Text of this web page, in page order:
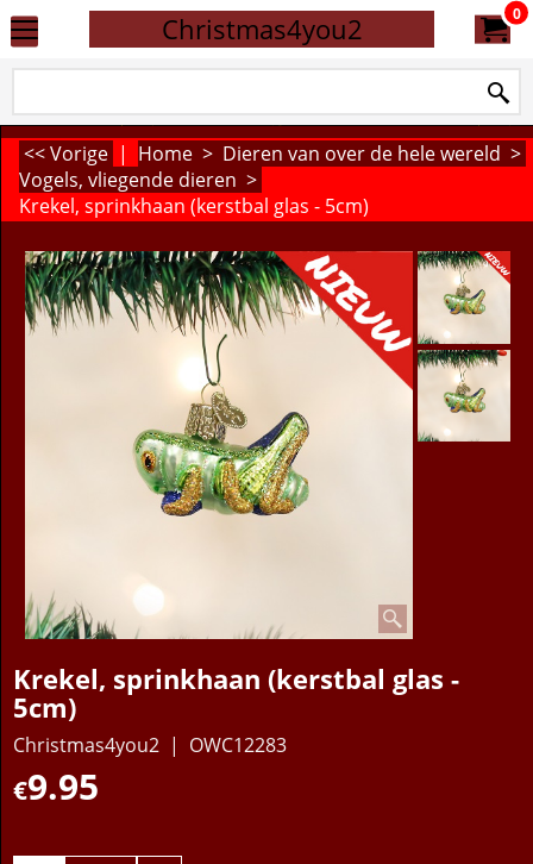
Christmas4you2 0
<< Vorige | Home > Dieren van over de hele wereld >
Vogels, vliegende dieren >
Krekel, sprinkhaan (kerstbal glas - 5cm)
Krekel, sprinkhaan (kerstbal glas -
5cm)
Christmas4you2 OWC12283
€9.95